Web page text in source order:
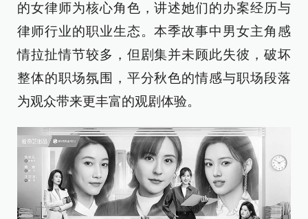
的女律师为核心角色，讲述她们的办案经历与
律师行业的职业生态。本季故事中男女主角感
情拉扯情节较多，但剧集并未顾此失彼，破坏
整体的职场氛围，平分秋色的情感与职场段落
为观众带来更丰富的观剧体验。